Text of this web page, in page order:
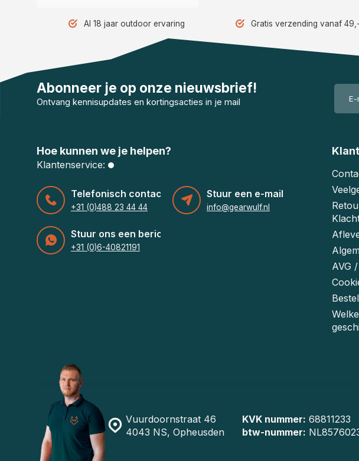
Al 18 jaar outdoor ervaring Gratis verzending vanaf
Abonneer je op onze nieuwsbrief!
Ontvang kennisupdates en kortingsacties in je mail
Hoe kunnen we je helpen?
Klantenservice:
Telefonisch contact
+31 (0)488 23 44 44
Stuur een e-mail
info@gearwulf.nl
Stuur ons een bericht
+31 (0)6-40821191
AVG
Vuurdoornstraat 46
4043 NS, Opheusden
KVK nummer: 68811233
btw-nummer: